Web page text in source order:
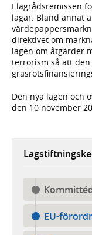
I lagrådsremissen
lagar. Bland annat
direktivet om
lagen om åtgärder
terrorism så att
Den nya lagen och
den 10 november
EU-